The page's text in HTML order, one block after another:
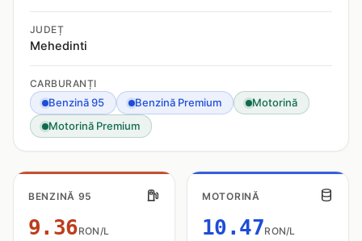
JUDEȚ
Mehedinti
CARBURANȚI
Benzină 95 Benzină Premium
Motorină
Motorină Premium
BENZINĂ 95
9.36RON/L
MOTORINĂ
10.47RON/L